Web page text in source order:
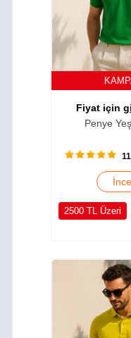
Fiyat için
Penye
2500 TL Üzeri